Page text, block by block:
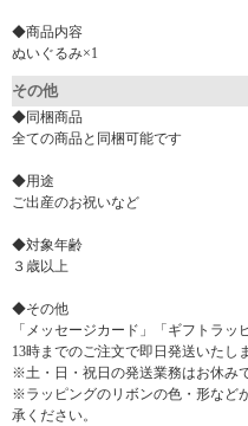
◆商品内容
ぬいぐるみ×1
その他
◆同梱商品
全ての商品と同梱可能です
◆用途
ご出産のお祝いなど
◆対象年齢
３歳以上
◆その他
「メッセージカード」「ギフトラッ
13時までのご注文で即日発送いたし
※土・日・祝日の発送業務はお休みで
※ラッピングのリボンの色・形など
承ください。